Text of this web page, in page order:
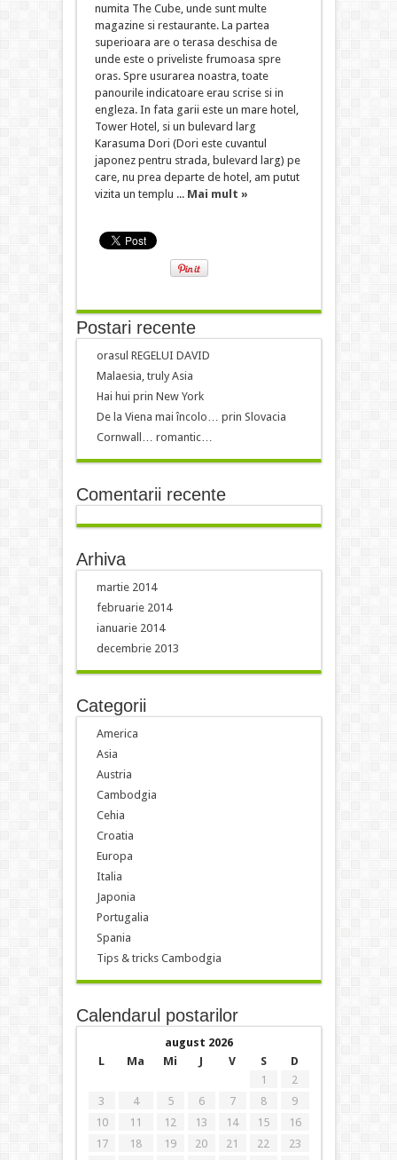
numita The Cube, unde sunt multe
magazine si restaurante. La partea
superioara are o terasa deschisa de
unde este o priveliste frumoasa spre
oras. Spre usurarea noastra, toate
panourile indicatoare erau scrise si in
engleza. In fata garii este un mare hotel,
Tower Hotel, si un bulevard larg
Karasuma Dori (Dori este cuvantul
japonez pentru strada, bulevard larg) pe
care, nu prea departe de hotel, am putut
vizita un templu ... Mai mult »
Postari recente
orasul REGELUI DAVID
Malaesia, truly Asia
Hai hui prin New York
De la Viena mai încolo… prin Slovacia
Cornwall… romantic…
Comentarii recente
Arhiva
martie 2014
februarie 2014
ianuarie 2014
decembrie 2013
Categorii
America
Asia
Austria
Cambodgia
Cehia
Croatia
Europa
Italia
Japonia
Portugalia
Spania
Tips & tricks Cambodgia
Calendarul postarilor
august 2026
L
Ma Mi J V S
D
1
2
3
4 5 6 7 8
9
10
11 12 13 14 15
16
17
18 19 20 21 22
23